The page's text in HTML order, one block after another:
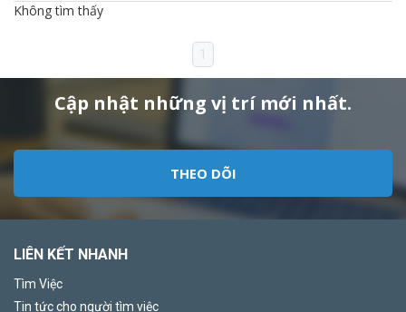
Không tìm thấy
1
Cập nhật những vị trí mới nhất.
THEO DÕI
LIÊN KẾT NHANH
Tìm Việc
Tin tức cho người tìm việc